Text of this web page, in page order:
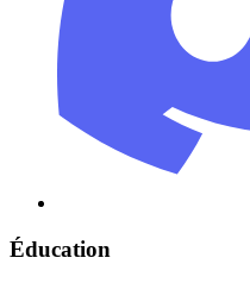
Éducation